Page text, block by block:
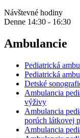
Návštevné hodiny
Denne 14:30 - 16:30
Ambulancie
Pediatrická
Pediatrická
Detské
Ambulancia
výživy
Ambulancia
porúch látkovej
Ambulancia